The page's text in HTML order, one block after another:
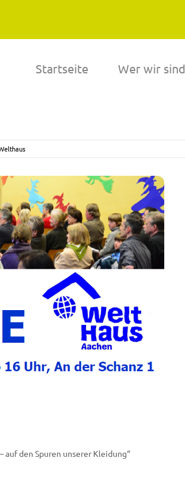
Startseite Wer wir sind
auf den Spuren unserer Kleidung“